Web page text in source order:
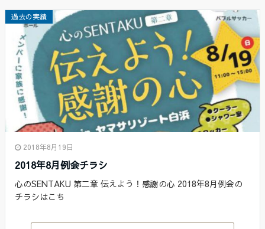
過去の実績
2018年8月19日
2018年8月例会チラシ
心のSENTAKU 第二章 伝えよう！感謝の心 2018年8月例会の
チラシはこち